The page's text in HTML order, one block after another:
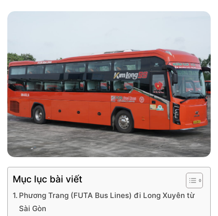
Mục lục bài viết
Phương Trang (FUTA Bus Lines) đi Long Xuyên từ
Sài Gòn